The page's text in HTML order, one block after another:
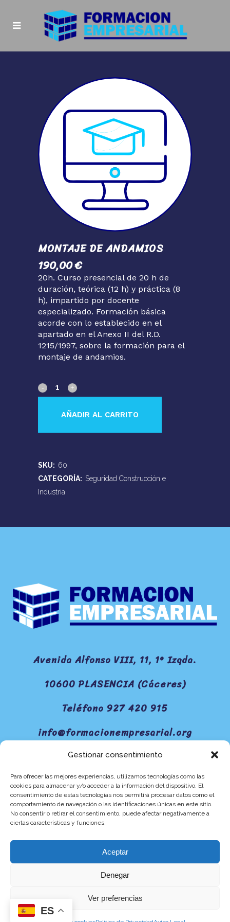
Gestionar consentimiento
Para ofrecer las mejores experiencias, utilizamos tecnologías como las
cookies para almacenar y/o acceder a la información del dispositivo. El
consentimiento de estas tecnologías nos permitirá procesar datos como el
comportamiento de navegación o las identificaciones únicas en este sitio.
No consentir o retirar el consentimiento, puede afectar negativamente a
ciertas características y funciones.
Aceptar
Denegar
Ver preferencias
MONTAJE DE ANDAMIOS
190,00€
20h. Curso presencial de 20 h de
duración, teórica (12 h) y práctica (8
h), impartido por docente
especializado. Formación básica
acorde con lo establecido en el
apartado en el Anexo II del R.D.
1215/1997, sobre la formación para el
montaje de andamios.
Montaje
AÑADIR AL CARRITO
SKU: 60
CATEGORÍA: Seguridad Construcción e
Industria
Avenida Alfonso VIII, 11, 1º Izqda.
10600 PLASENCIA (Cáceres)
Teléfono 927 420 915
info@formacionempresarial.org
Política de Cookies
Aviso Legal
ES